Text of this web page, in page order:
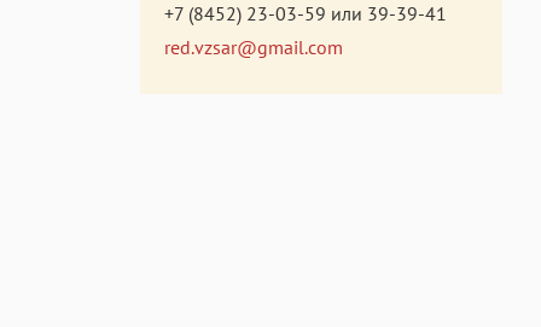
+7 (8452) 23-03-59 или 39-39-41
red.vzsar@gmail.com